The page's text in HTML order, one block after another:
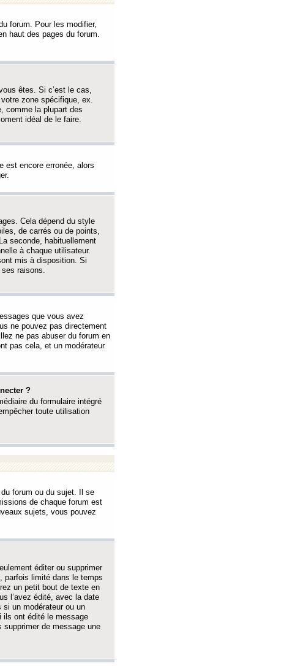
forum. Pour les modifier,
haut des pages du forum.
êtes. Si c’est le cas,
zone spécifique, ex.
comme la plupart des
idéal de le faire.
est encore erronée, alors
Cela dépend du style
de carrés ou de points,
seconde, habituellement
à chaque utilisateur.
mis à disposition. Si
ses raisons.
que vous avez
ne pouvez pas directement
ne pas abuser du forum en
pas cela, et un modérateur
?
du formulaire intégré
toute utilisation
forum ou du sujet. Il se
de chaque forum est
sujets, vous pouvez
éditer ou supprimer
parfois limité dans le temps
un petit bout de texte en
l’avez édité, avec la date
si un modérateur ou un
ils ont édité le message
de message une